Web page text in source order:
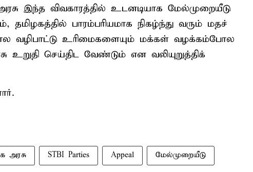
இந்த விவகாரத்தில் உடனடியாக மேல்முறையீடு
பாரம்பரியமாக நிகழ்ந்து வரும் மதச்
வழிபாட்டு உரிமைகளையும் மக்கள் வழக்கம்போல
செய்திட வேண்டும் என வலியுறுத்திக்
அரசு STBI Parties Appeal மேல்முறையீடு